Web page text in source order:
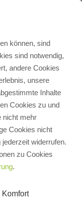
können, sind
sind notwendig,
andere Cookies
unsere
Inhalte
Cookies zu und
nicht mehr
Cookies nicht
widerrufen.
zu Cookies
.
Komfort